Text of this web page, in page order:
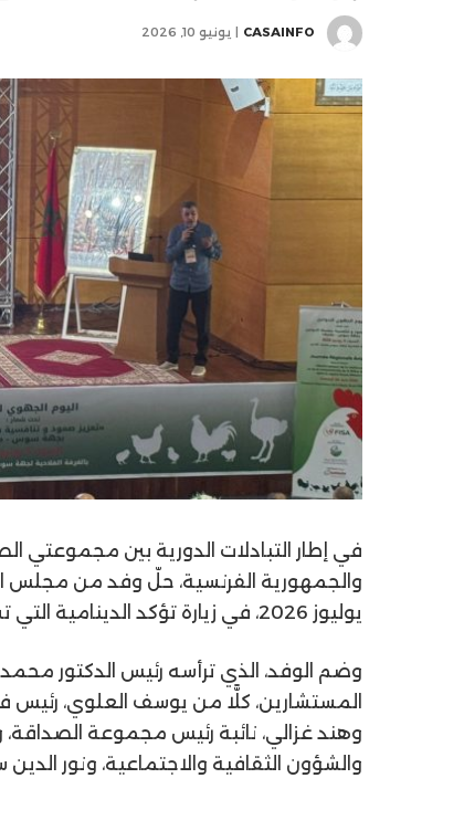
CASAINFO يونيو 10, 2026
في إطار التبادلات الدورية بين مجموعتي
والجمهورية الفرنسية، حلّ وفد من مجلس
يوليوز 2026، في زيارة تؤكد
الدينامية التي
وضم الوفد، الذي ترأسه رئيس الدكتور
المستشارين، كلًّا من يوسف العلوي، رئيس
وهند غزالي، نائبة رئيس مجموعة الصداقة،
والشؤون الثقافية والاجتماعية، ونور